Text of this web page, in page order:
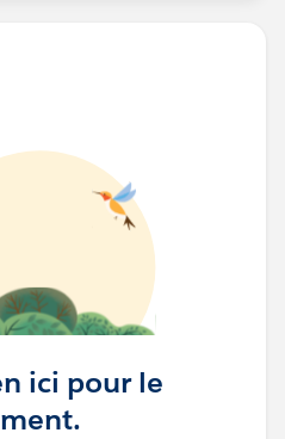
ici pour le